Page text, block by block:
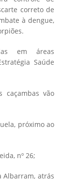
correto de
à dengue,
em áreas
Saúde
caçambas vão
próximo ao
nº 26;
Albarram, atrás